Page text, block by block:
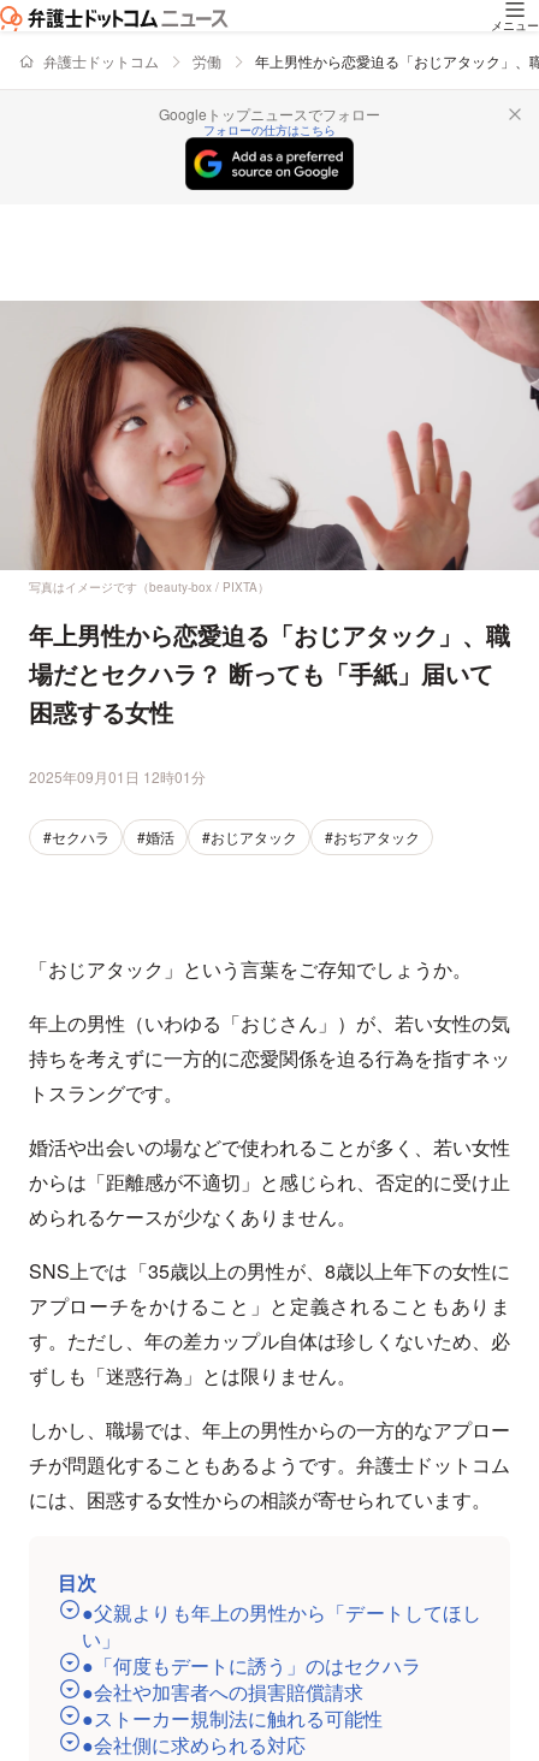
メニュー
弁護士ドットコム 労働 年上男性から恋愛迫る「おじアタック」、
Googleトップニュースでフォロー
フォローの仕方はこちら
写真はイメージです（beauty-box / PIXTA）
年上男性から恋愛迫る「おじアタック」、職
場だとセクハラ？ 断っても「手紙」届いて
困惑する女性
2025年09月01日 12時01分
#セクハラ #婚活 #おじアタック #おぢアタック
「おじアタック」という言葉をご存知でしょうか。
年上の男性（いわゆる「おじさん」）が、若い女性の気
持ちを考えずに一方的に恋愛関係を迫る行為を指すネッ
トスラングです。
婚活や出会いの場などで使われることが多く、若い女性
からは「距離感が不適切」と感じられ、否定的に受け止
められるケースが少なくありません。
SNS上では「35歳以上の男性が、8歳以上年下の女性に
アプローチをかけること」と定義されることもありま
す。ただし、年の差カップル自体は珍しくないため、必
ずしも「迷惑行為」とは限りません。
しかし、職場では、年上の男性からの一方的なアプロー
チが問題化することもあるようです。弁護士ドットコム
には、困惑する女性からの相談が寄せられています。
目次
●父親よりも年上の男性から「デートしてほし
い」
●「何度もデートに誘う」のはセクハラ
●会社や加害者への損害賠償請求
●ストーカー規制法に触れる可能性
●会社側に求められる対応